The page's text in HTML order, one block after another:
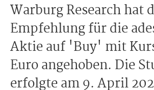
Warburg Research hat
Empfehlung für die
Aktie auf 'Buy' mit
Euro angehoben. Die
erfolgte am 9. April